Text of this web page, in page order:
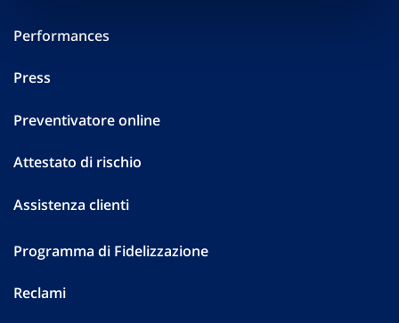
Performances
Press
Preventivatore online
Attestato di rischio
Assistenza clienti
Programma di Fidelizzazione
Reclami